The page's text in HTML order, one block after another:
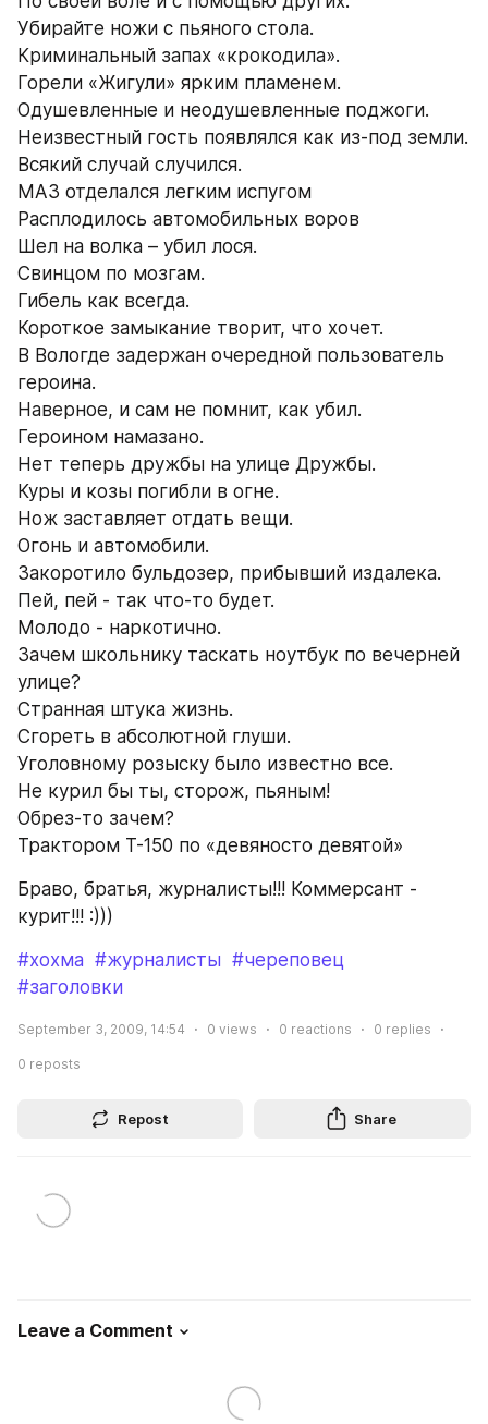
Убирайте ножи с пьяного стола.
Криминальный запах «крокодила».
Горели «Жигули» ярким пламенем.
Одушевленные и неодушевленные поджоги.
Неизвестный гость появлялся как из-под земли.
Всякий случай случился.
МАЗ отделался легким испугом
Расплодилось автомобильных воров
Шел на волка – убил лося.
Свинцом по мозгам.
Гибель как всегда.
Короткое замыкание творит, что хочет.
В Вологде задержан очередной пользователь
героина.
Наверное, и сам не помнит, как убил.
Героином намазано.
Нет теперь дружбы на улице Дружбы.
Куры и козы погибли в огне.
Нож заставляет отдать вещи.
Огонь и автомобили.
Закоротило бульдозер, прибывший издалека.
Пей, пей - так что-то будет.
Молодо - наркотично.
Зачем школьнику таскать ноутбук по вечерней
улице?
Странная штука жизнь.
Сгореть в абсолютной глуши.
Уголовному розыску было известно все.
Не курил бы ты, сторож, пьяным!
Обрез-то зачем?
Трактором Т-150 по «девяносто девятой»
Браво, братья, журналисты!!! Коммерсант -
курит!!! :)))
#хохма #журналисты #череповец
#заголовки
September 3, 2009, 14:54 0 views 0 reactions 0 replies
0 reposts
Repost Share
Leave a Comment